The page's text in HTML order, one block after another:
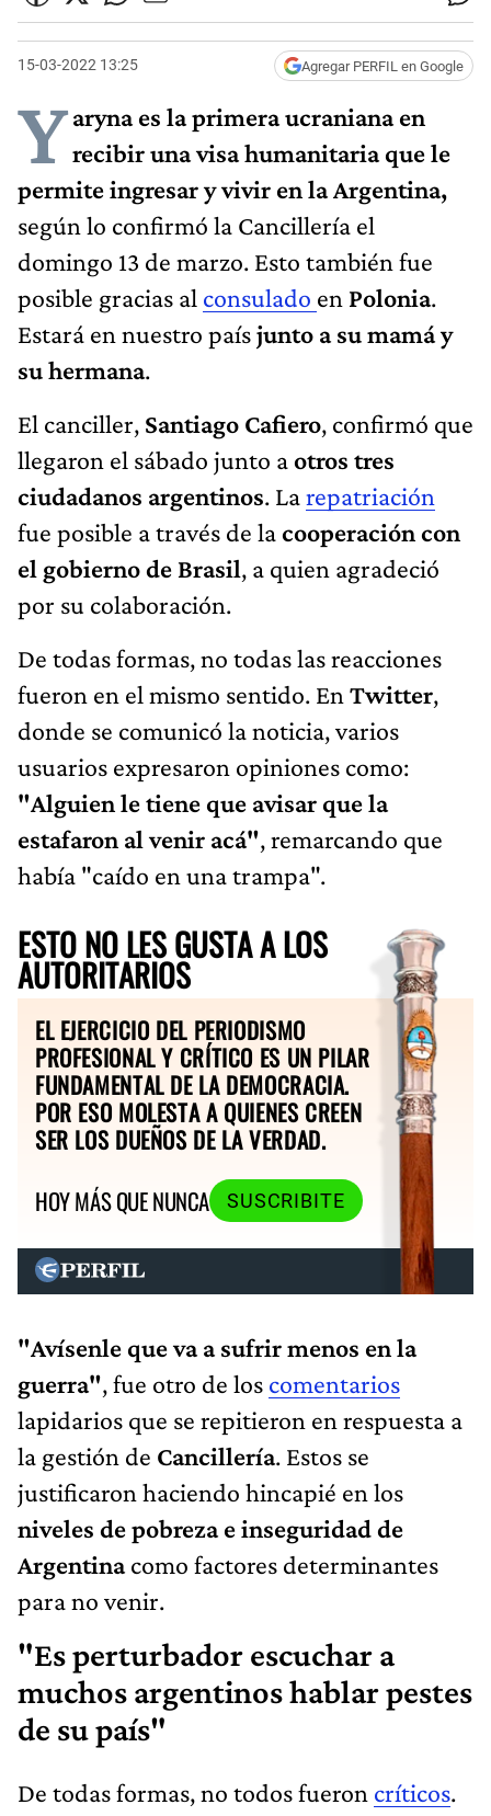
15-03-2022 13:25 Agregar PERFIL en Google
Yaryna es la primera ucraniana en
recibir una visa humanitaria que le
permite ingresar y vivir en la Argentina,
según lo confirmó la Cancillería el
domingo 13 de marzo. Esto también fue
posible gracias al consulado en Polonia.
Estará en nuestro paísjunto a su mamá y
su hermana.
El canciller, Santiago Cafiero, confirmó que
llegaron el sábado junto aotros tres
ciudadanos argentinos. Larepatriación
fue posible a través de lacooperación con
el gobierno de Brasil, a quien agradeció
por su colaboración.
De todas formas, no todas las reacciones
fueron en el mismo sentido. En Twitter,
donde se comunicó la noticia, varios
usuarios expresaron opiniones como:
"Alguien le tiene que avisar que la
estafaron al venir acá", remarcando que
había "caído en una trampa".
ESTO NO LES GUSTA A LOS
AUTORITARIOS
EL EJERCICIO DEL PERIODISMO
PROFESIONAL Y CRÍTICO ES UN PILAR
FUNDAMENTAL DE LA DEMOCRACIA.
POR ESO MOLESTA A QUIENES CREEN
SER LOS DUEÑOS DE LA VERDAD.
HOY MÁS QUE NUNCA
SUSCRIBITE
"Avísenle que va a sufrir menos en la
guerra", fue otro de los comentarios
lapidarios que se repitieron en respuesta a
la gestión de Cancillería. Estos se
justificaron haciendo hincapié en los
niveles de pobreza e inseguridad de
Argentinacomo factores determinantes
para no venir.
"Es perturbador escuchar a
muchos argentinos hablar pestes
de su país"
De todas formas, no todos fueron críticos.